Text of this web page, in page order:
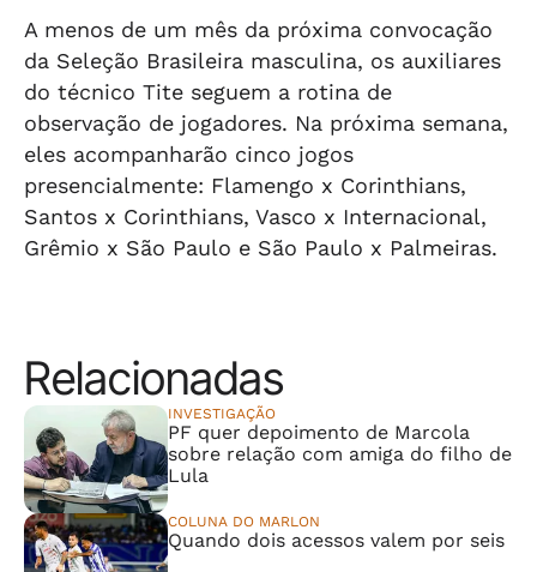
A menos de um mês da próxima convocação
da Seleção Brasileira masculina, os auxiliares
do técnico Tite seguem a rotina de
observação de jogadores. Na próxima semana,
eles acompanharão cinco jogos
presencialmente: Flamengo x Corinthians,
Santos x Corinthians, Vasco x Internacional,
Grêmio x São Paulo e São Paulo x Palmeiras.
Relacionadas
INVESTIGAÇÃO
PF quer depoimento de Marcola
sobre relação com amiga do filho de
Lula
COLUNA DO MARLON
Quando dois acessos valem por seis